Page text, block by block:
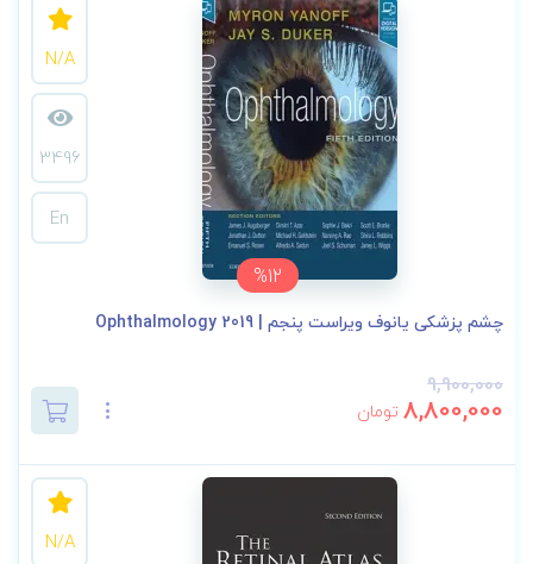
%12
N/A
3496
En
چشم پزشکی یانوف ویراست پنجم | Ophthalmology 2019
9,900,000
8,800,000 تومان
N/A